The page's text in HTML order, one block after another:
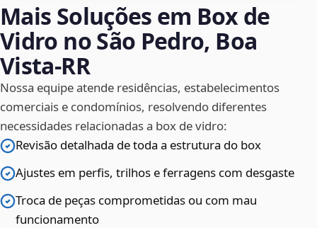
Mais Soluções em Box de
Vidro no São Pedro, Boa
Vista‑RR
Nossa equipe atende residências, estabelecimentos
comerciais e condomínios, resolvendo diferentes
necessidades relacionadas a box de vidro:
Revisão detalhada de toda a estrutura do box
Ajustes em perfis, trilhos e ferragens com desgaste
Troca de peças comprometidas ou com mau
funcionamento